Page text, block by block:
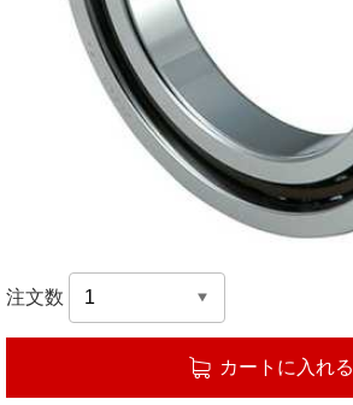
注文数
カートに入れる